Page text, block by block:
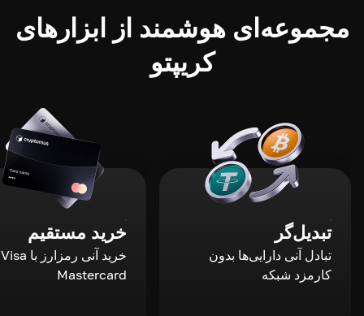
مجموعه‌ای هوشمند از ابزارهای
کریپتو
تبدیل‌گر
تبادل آنی دارایی‌ها بدون
کارمزد شبکه
خرید مستقیم
Mastercard